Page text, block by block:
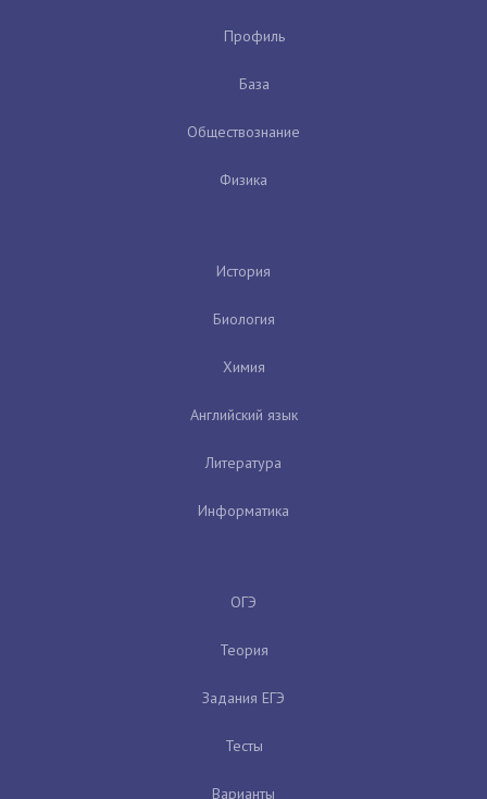
Профиль
База
Обществознание
Физика
История
Биология
Химия
Английский язык
Литература
Информатика
ОГЭ
Теория
Задания ЕГЭ
Тесты
Варианты